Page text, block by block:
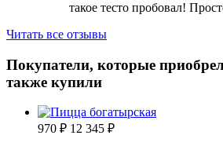
такое тесто пробовал!
Читать все отзывы
Покупатели, которые
также купили
970 ₽ 12 345 ₽